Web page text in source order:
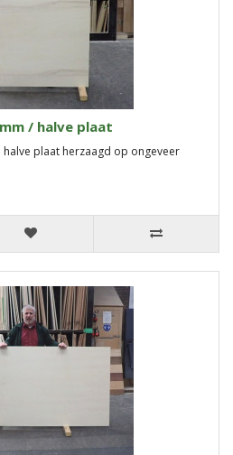
/ halve plaat
plaat herzaagd op ongeveer